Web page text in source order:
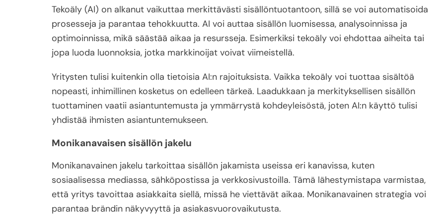
Tekoäly (AI) on alkanut vaikuttaa merkittävästi sisällöntuotantoon, sillä se voi automatisoida
prosesseja ja parantaa tehokkuutta. AI voi auttaa sisällön luomisessa, analysoinnissa ja
optimoinnissa, mikä säästää aikaa ja resursseja. Esimerkiksi tekoäly voi ehdottaa aiheita tai
jopa luoda luonnoksia, jotka markkinoijat voivat viimeistellä.
Yritysten tulisi kuitenkin olla tietoisia AI:n rajoituksista. Vaikka tekoäly voi tuottaa sisältöä
nopeasti, inhimillinen kosketus on edelleen tärkeä. Laadukkaan ja merkityksellisen sisällön
tuottaminen vaatii asiantuntemusta ja ymmärrystä kohdeyleisöstä, joten AI:n käyttö tulisi
yhdistää ihmisten asiantuntemukseen.
Monikanavaisen sisällön jakelu
Monikanavainen jakelu tarkoittaa sisällön jakamista useissa eri kanavissa, kuten
sosiaalisessa mediassa, sähköpostissa ja verkkosivustoilla. Tämä lähestymistapa varmistaa,
että yritys tavoittaa asiakkaita siellä, missä he viettävät aikaa. Monikanavainen strategia voi
parantaa brändin näkyvyyttä ja asiakasvuorovaikutusta.